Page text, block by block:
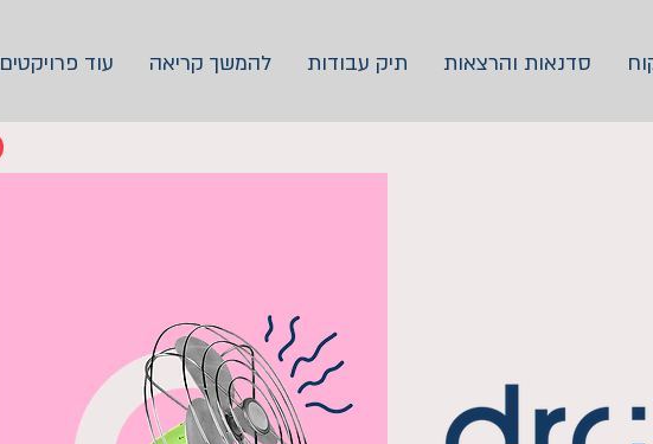
סדנאות והרצאות תיק עבודות להמשך קריאה עוד פרויקטים